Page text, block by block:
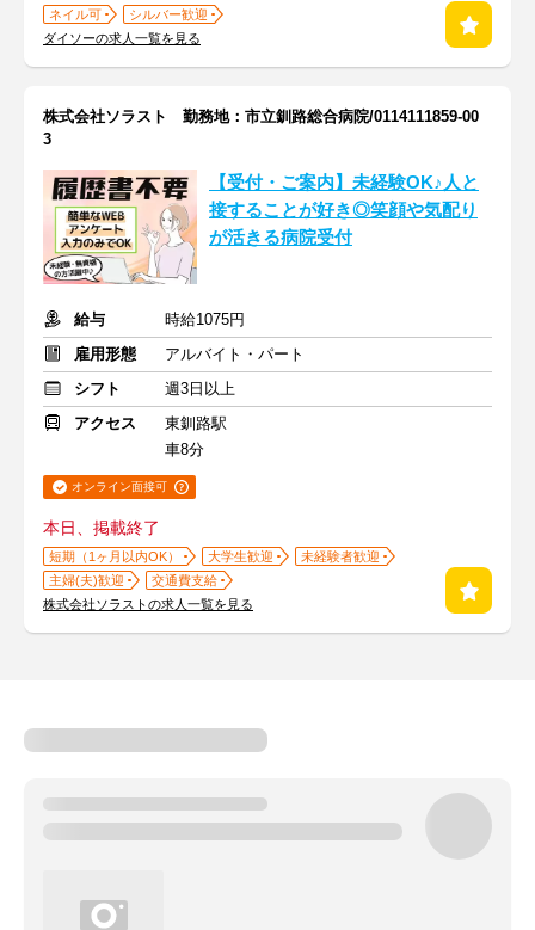
ネイル可
シルバー歓迎
ダイソーの求人一覧を見る
株式会社ソラスト 勤務地：市立釧路総合病院/0114111859-00
3
【受付・ご案内】未経験OK♪人と
接することが好き◎笑顔や気配り
が活きる病院受付
給与
時給1075円
雇用形態
アルバイト・パート
シフト
週3日以上
アクセス
東釧路駅
車8分
オンライン面接可
本日、掲載終了
短期（1ヶ月以内OK） 大学生歓迎
未経験者歓迎
主婦(夫)歓迎
交通費支給
株式会社ソラストの求人一覧を見る